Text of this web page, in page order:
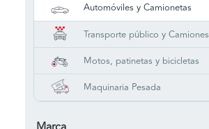
Automóviles y Camionetas
Transporte público y Camiones
Motos, patinetas y bicicletas
Maquinaria Pesada